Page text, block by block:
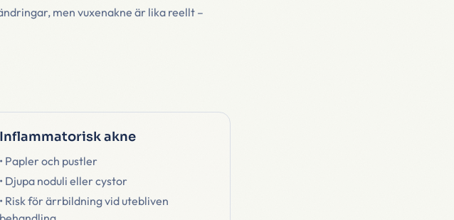
men vuxenakne är lika reellt –
Inflammatorisk akne
• Papler och pustler
• Djupa noduli eller cystor
• Risk för ärrbildning vid utebliven